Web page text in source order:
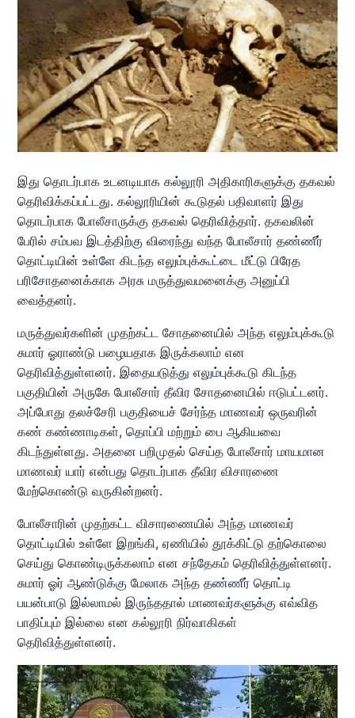
இது தொடர்பாக உடனடியாக கல்லூரி அதிகாரிகளுக்கு தகவல்
தெரிவிக்கப்பட்டது. கல்லூரியின் கூடுதல் பதிவாளர் இது
தொடர்பாக போலீசாருக்கு தகவல் தெரிவித்தார். தகவலின்
பேரில் சம்பவ இடத்திற்கு விரைந்து வந்த போலீசார் தண்ணீர்
தொட்டியின் உள்ளே கிடந்த எலும்புக்கூட்டை மீட்டு பிரேத
பரிசோதனைக்காக அரசு மருத்துவமனைக்கு அனுப்பி
வைத்தனர்.
மருத்துவர்களின் முதற்கட்ட சோதனையில் அந்த எலும்புக்கூடு
சுமார் ஓராண்டு பழையதாக இருக்கலாம் என
தெரிவித்துள்ளனர். இதையடுத்து எலும்புக்கூடு கிடந்த
பகுதியின் அருகே போலீசார் தீவிர சோதனையில் ஈடுபட்டனர்.
அப்போது தலச்சேரி பகுதியைச் சேர்ந்த மாணவர் ஒருவரின்
கண் கண்ணாடிகள், தொப்பி மற்றும் பை ஆகியவை
கிடந்துள்ளது. அதனை பறிமுதல் செய்த போலீசார் மாயமான
மாணவர் யார் என்பது தொடர்பாக தீவிர விசாரணை
மேற்கொண்டு வருகின்றனர்.
போலீசாரின் முதற்கட்ட விசாரணையில் அந்த மாணவர்
தொட்டியில் உள்ளே இறங்கி, ஏணியில் தூக்கிட்டு தற்கொலை
செய்து கொண்டிருக்கலாம் என சந்தேகம் தெரிவித்துள்ளனர்.
சுமார் ஓர் ஆண்டுக்கு மேலாக அந்த தண்ணீர் தொட்டி
பயன்பாடு இல்லாமல் இருந்ததால் மாணவர்களுக்கு எவ்வித
பாதிப்பும் இல்லை என கல்லூரி நிர்வாகிகள்
தெரிவித்துள்ளனர்.